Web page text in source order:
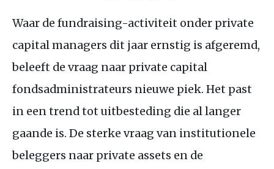
Waar de fundraising-activiteit onder private
capital managers dit jaar ernstig is afgeremd,
beleeft de vraag naar private capital
fondsadministrateurs nieuwe piek. Het past
in een trend tot uitbesteding die al langer
gaande is. De sterke vraag van institutionele
beleggers naar private assets en de